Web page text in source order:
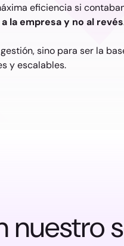
eficiencia si
la empresa y no al revés
sino para ser la
y escalables.
nuestro